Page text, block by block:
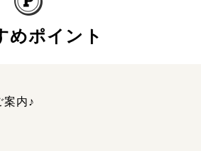
めポイント
案内♪